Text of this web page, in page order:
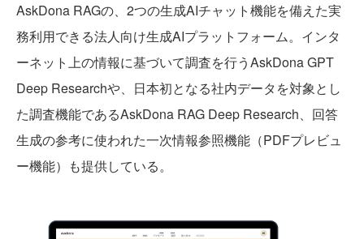
AskDona RAGの、2つの生成AIチャット機能を備えた実
務利用できる法人向け生成AIプラットフォーム。インタ
ーネット上の情報に基づいて調査を行うAskDona GPT
Deep Researchや、日本初となる社内データを対象とし
た調査機能であるAskDona RAG Deep Research、回答
生成の参考に使われた一次情報参照機能（PDFプレビュ
ー機能）も提供している。